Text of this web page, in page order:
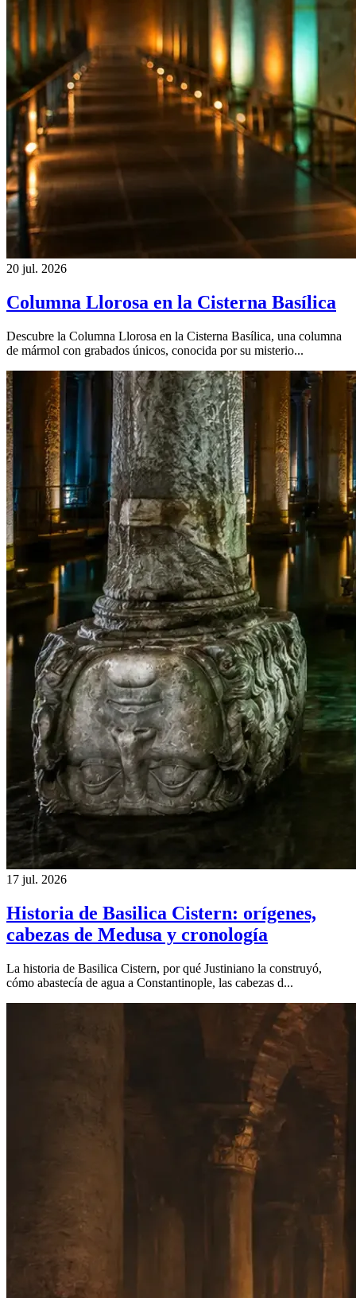
20 jul. 2026
Columna Llorosa en la Cisterna Basílica
Descubre la Columna Llorosa en la Cisterna Basílica, una columna
de mármol con grabados únicos, conocida por su misterio...
17 jul. 2026
Historia de Basilica Cistern: orígenes,
cabezas de Medusa y cronología
La historia de Basilica Cistern, por qué Justiniano la construyó,
cómo abastecía de agua a Constantinople, las cabezas d...